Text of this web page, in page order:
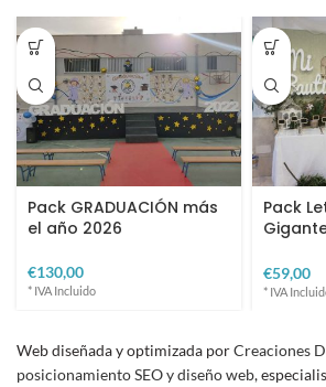
Pack GRADUACIÓN más
el año 2026
€
Pack
€
Web diseñada y optimizada porCreaciones
posicionamiento SEO y diseño web,